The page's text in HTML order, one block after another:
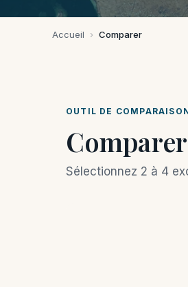
Accueil › Comparer
OUTIL DE
Sélectionnez 2 à 4